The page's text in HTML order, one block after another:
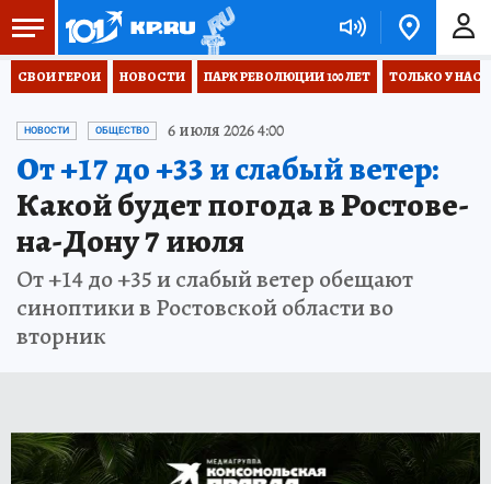
СВОИ ГЕРОИ НОВОСТИ ПАРК РЕВОЛЮЦИИ 100 ЛЕТ ТОЛЬКО У НАС
НОВОСТИ ОБЩЕСТВО 6 июля 2026 4:00
От +17 до +33 и слабый ветер:
Какой будет погода в Ростове-
на-Дону 7 июля
От +14 до +35 и слабый ветер обещают
синоптики в Ростовской области во
вторник